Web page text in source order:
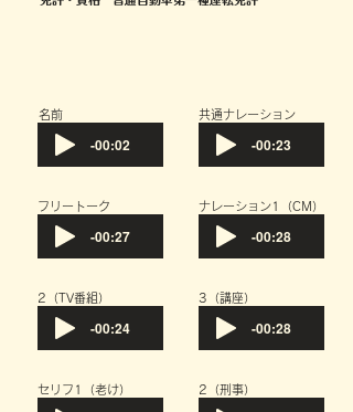
​名前
-00:02
共通ナレーション
-00:23
フリートーク
-00:27
​ナレーション1（CM）
-00:28
2（TV番組）
-00:24
​3（講座）
-00:28
セリフ1（老け） ​2（刑事）